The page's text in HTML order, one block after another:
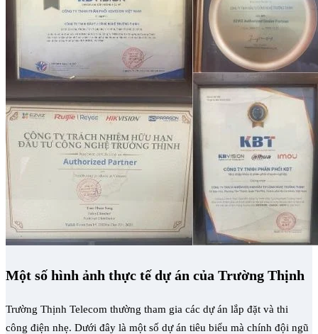
Một số hình ảnh thực tế dự án của Trường Thịnh
Trường Thịnh Telecom thường tham gia các dự án lắp đặt và thi
công điện nhẹ. Dưới đây là một số dự án tiêu biểu mà chính đội ngũ